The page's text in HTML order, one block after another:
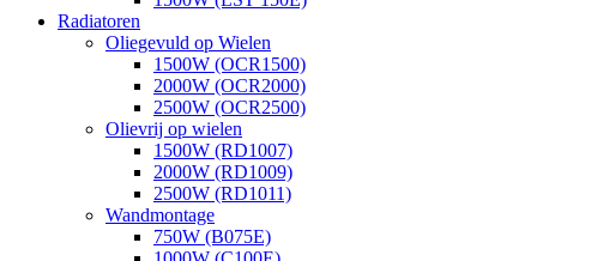
Radiatoren
Oliegevuld op Wielen
1500W (OCR1500)
2000W (OCR2000)
2500W (OCR2500)
Olievrij op wielen
1500W (RD1007)
2000W (RD1009)
2500W (RD1011)
Wandmontage
750W (B075E)